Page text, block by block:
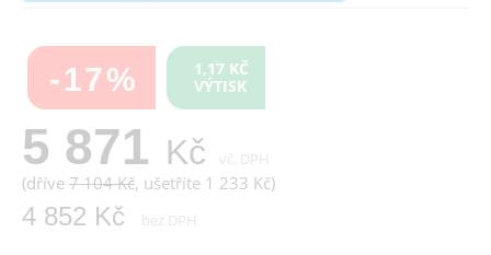
-17%
1,17 KČ
VÝTISK
5 871 Kč vč. DPH
(dříve 7 104 Kč, ušetříte 1 233 Kč)
4 852 Kč bez DPH